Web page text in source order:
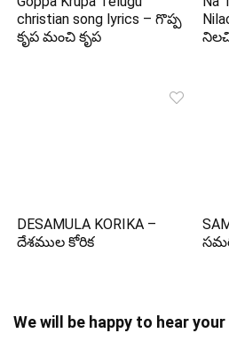
christian song lyrics – గొప్ప
కృప మంచి కృప
DESAMULA KORIKA –
దేశముల కోరిక
We will be happy to hear